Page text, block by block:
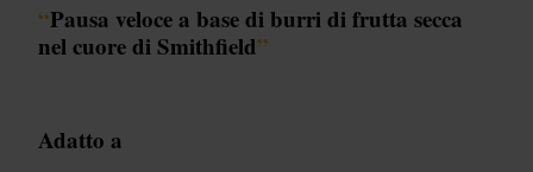
“Pausa veloce a base di burri di frutta secca
nel cuore di Smithfield”
Adatto a